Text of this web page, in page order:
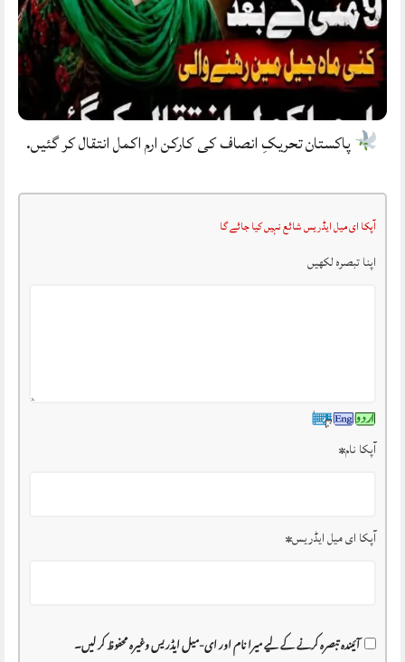
پاکستان تحریکِ انصاف کی کارکن ارم اکمل انتقال کر گئیں.
آپکا ای میل ایڈریس شائع نہیں کیا جائے گا
اپنا تبصرہ لکھیں
آپکا نام*
آپکا ای میل ایڈریس*
آئیندہ تبصرہ کرنے کے لیے میرا نام اور ای-میل ایڈریس وغیرہ محفوظ کر لیں۔